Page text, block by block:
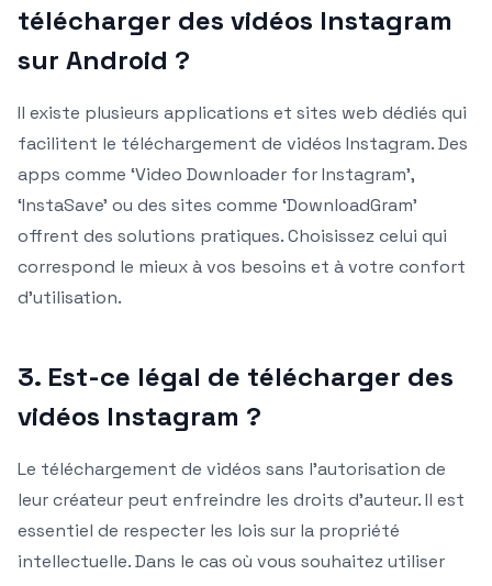
télécharger des vidéos Instagram
sur Android ?
Il existe plusieurs applications et sites web dédiés qui
facilitent le téléchargement de vidéos Instagram. Des
apps comme ‘Video Downloader for Instagram’,
‘InstaSave’ ou des sites comme ‘DownloadGram’
offrent des solutions pratiques. Choisissez celui qui
correspond le mieux à vos besoins et à votre confort
d’utilisation.
3. Est-ce légal de télécharger des
vidéos Instagram ?
Le téléchargement de vidéos sans l’autorisation de
leur créateur peut enfreindre les droits d’auteur. Il est
essentiel de respecter les lois sur la propriété
intellectuelle. Dans le cas où vous souhaitez utiliser